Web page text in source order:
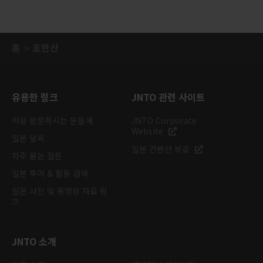
유용한 링크 JNTO 관련 사이트
JNTO 소개